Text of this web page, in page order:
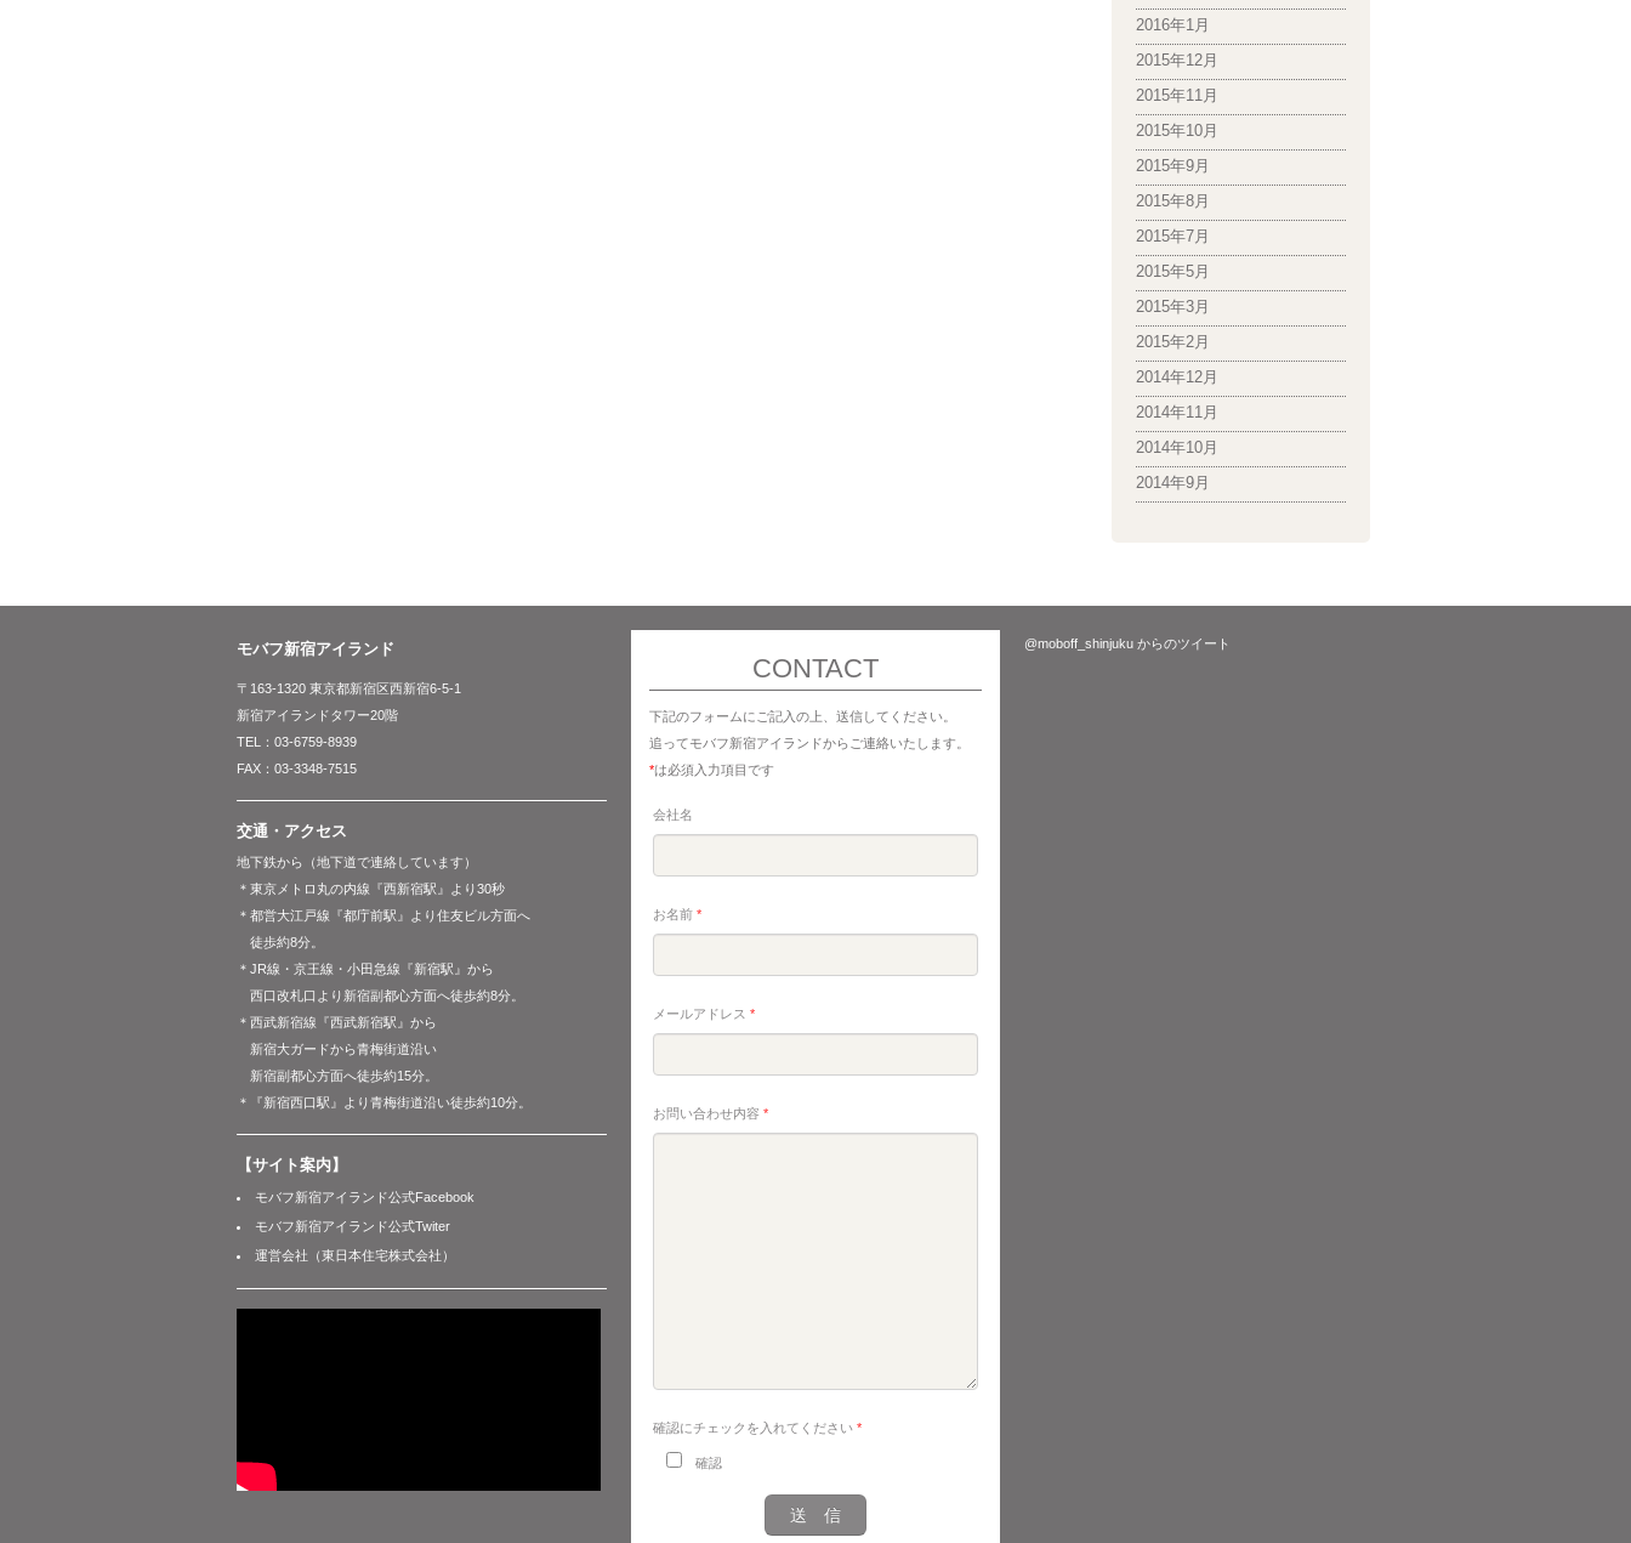
2016年1月
2015年12月
2015年11月
2015年10月
2015年9月
2015年8月
2015年7月
2015年5月
2015年3月
2015年2月
2014年12月
2014年11月
2014年10月
2014年9月
モバフ新宿アイランド
〒163-1320 東京都新宿区西新宿6-5-1
新宿アイランドタワー20階
TEL：03-6759-8939
FAX：03-3348-7515
交通・アクセス
地下鉄から（地下道で連絡しています）
＊東京メトロ丸の内線『西新宿駅』より30秒
＊都営大江戸線『都庁前駅』より住友ビル方面へ
徒歩約8分。
＊JR線・京王線・小田急線『新宿駅』から
西口改札口より新宿副都心方面へ徒歩約8分。
＊西武新宿線『西武新宿駅』から
新宿大ガードから青梅街道沿い
新宿副都心方面へ徒歩約15分。
＊『新宿西口駅』より青梅街道沿い徒歩約10分。
【サイト案内】
モバフ新宿アイランド公式Facebook
モバフ新宿アイランド公式Twiter
運営会社（東日本住宅株式会社）
CONTACT
下記のフォームにご記入の上、送信してください。
追ってモバフ新宿アイランドからご連絡いたします。
*は必須入力項目です
会社名
お名前 *
メールアドレス *
お問い合わせ内容 *
確認にチェックを入れてください *
確認
@moboff_shinjuku からのツイート